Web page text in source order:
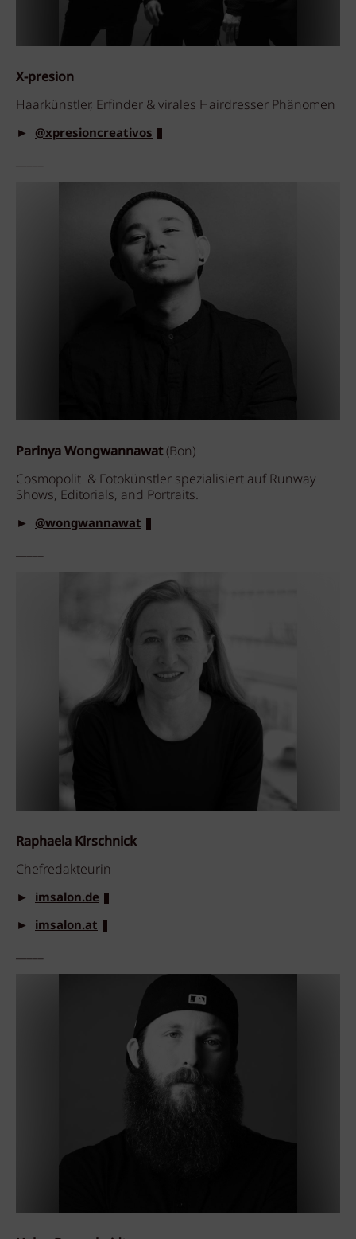
X-presion
Haarkünstler, Erfinder & virales Hairdresser Phänomen
► @xpresioncreativos
_____
Parinya Wongwannawat(Bon)
Cosmopolit & Fotokünstler spezialisiert auf Runway
Shows, Editorials, and Portraits.
► @wongwannawat
_____
Raphaela Kirschnick
Chefredakteurin
► imsalon.de
► imsalon.at
_____